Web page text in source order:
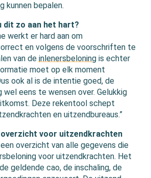
kunnen bepalen.
dit zo aan het hart?
werkt er hard aan om
en volgens de voorschriften te
van deinlenersbeloning is echter
moet op elk moment
ook al is de intentie goed, de
wel eens te wensen over. Gelukkig
Deze rekentool schept
en uitzendbureaus.”
overzicht voor uitzendkrachten
overzicht van alle gegevens die
voor uitzendkrachten. Het
geldende cao, de inschaling, de